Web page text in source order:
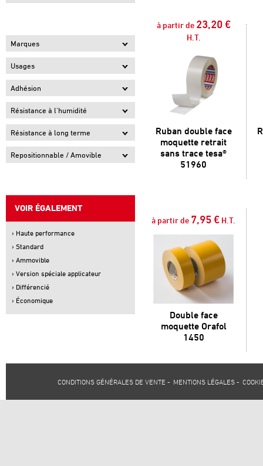
Marques
Usages
Adhésion
Résistance à l'humidité
Résistance à long terme
Repositionnable / Amovible
VOIR ÉGALEMENT
› Haute performance
› Standard
› Ammovible
› Version spéciale applicateur
› Différencié
› Économique
à partir de 23,20 €
H.T.
Ruban double face
moquette retrait
sans trace tesa®
51960
à partir de 7,95 € H.T.
Double face
moquette Orafol
1450
CONDITIONS GÉNÉRALES DE VENTE - MENTIONS LÉGALES -